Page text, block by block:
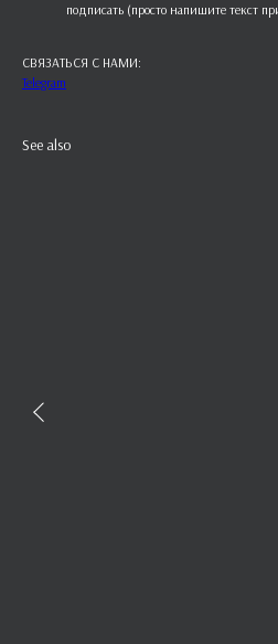
подписать (просто напишите текст
СВЯЗАТЬСЯ С НАМИ:
Telegram
See also